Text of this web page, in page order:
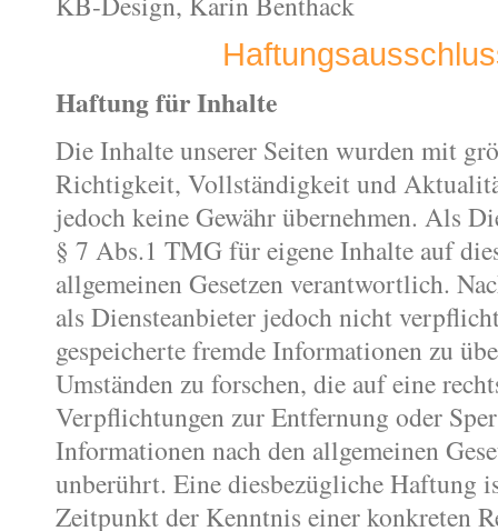
Haftung für Inhalte
Die Inhalte unserer Seiten wurden mit
Richtigkeit, Vollständigkeit und
jedoch keine Gewähr übernehmen. Als
§ 7 Abs.1 TMG für eigene Inhalte auf
allgemeinen Gesetzen verantwortlich.
als Diensteanbieter jedoch nicht
gespeicherte fremde Informationen zu
Umständen zu forschen, die auf eine
Verpflichtungen zur Entfernung oder
Informationen nach den allgemeinen
unberührt. Eine diesbezügliche Haftung
Zeitpunkt der Kenntnis einer konkreten